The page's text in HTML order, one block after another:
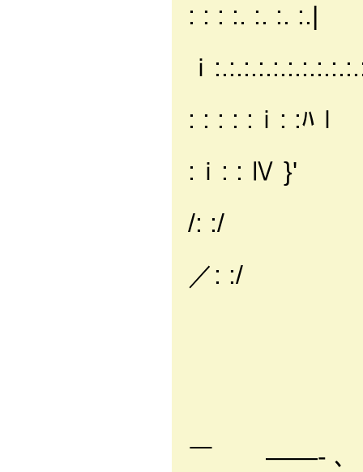
: : : :. :. :. :.|
ｉ
: : : : :ｉ: :ﾊｌ
:ｉ: : Ⅳ }'
/: :/
／: :/
￣ ――- ､